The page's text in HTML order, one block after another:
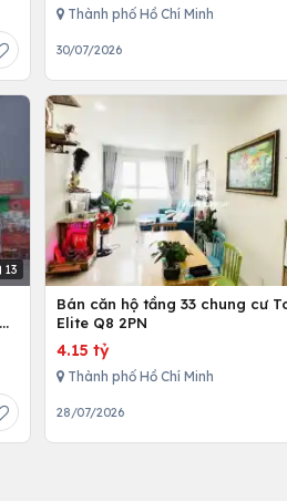
Thành phố Hồ Chí Minh
30/07/2026
13
Bán căn hộ tầng 33 chung cư
Elite Q8 2PN
4.15 tỷ
Thành phố Hồ Chí Minh
28/07/2026